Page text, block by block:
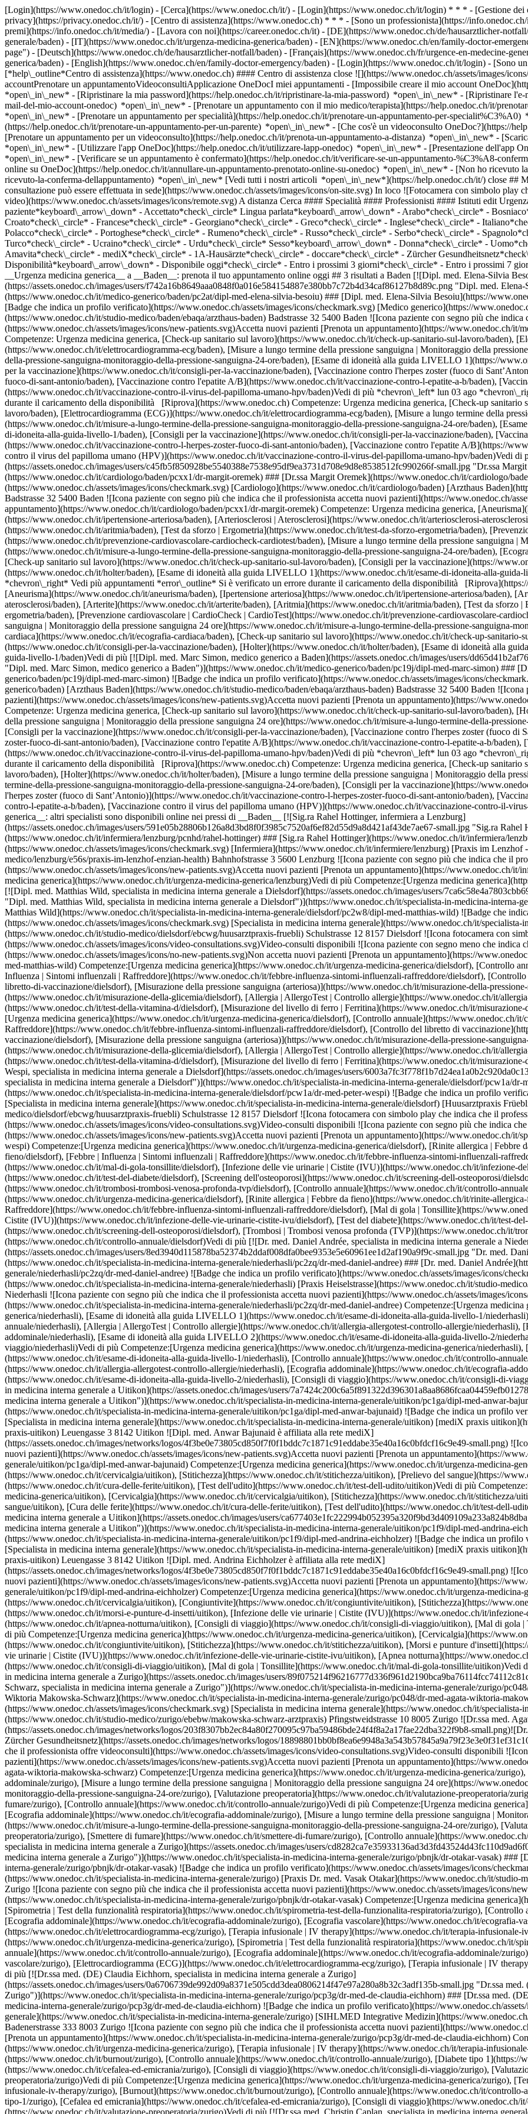
[Login](https://www.onedoc.ch/it/login) - [Cerca](https://www.onedoc.ch/it/) - [Login](https://www.onedoc.ch/it/login) * * * - [Gestione dei
privacy](https://privacy.onedoc.ch/it/) - [Centro di assistenza](https://www.onedoc.ch) * * * - [Sono un professionista](https://
premi](https://info.onedoc.ch/it/media/) - [Lavora con noi](https://career.onedoc.ch/it) - [DE](https://www.onedoc.ch/de/hausarztlicher-
generale/baden) - [IT](https://www.onedoc.ch/it/urgenza-medicina-generica/baden) - [EN](https://www.onedoc.ch/en/family-doctor-
page") - [Deutsch](https://www.onedoc.ch/de/hausarztlicher-notfall/baden) - [Français](https://www.onedoc.ch/fr/urgence-en-medecine-
generica/baden) - [English](https://www.onedoc.ch/en/family-doctor-emergency/baden) - [Login](https://www.onedoc.ch/it/login) - [Sono
[*help\_outline*Centro di assistenza](https://www.onedoc.ch) #### Centro di assistenza close ![](https://www.onedoc.ch/assets/images/
accountPrenotare un appuntamentoVideoconsultiApplicazione OneDocI miei appuntamenti - [Impossibile creare il mio account
*open\_in\_new* - [Ripristinare la mia password](https://help.onedoc.ch/it/ripristinare-la-mia-password) *open\_in\_new* - [Ripristinare
mail-del-mio-account-onedoc) *open\_in\_new* - [Prenotare un appuntamento con il mio medico/terapista](https://help.onedoc.ch/it/
*open\_in\_new* - [Prenotare un appuntamento per specialità](https://help.onedoc.ch/it/prenotare-un-appuntamento-per-
(https://help.onedoc.ch/it/prenotare-un-appuntamento-per-un-parente) *open\_in\_new* - [Che cos'è un videoconsulto OneDoc?](https://
[Prenotare un appuntamento per un videoconsulto](https://help.onedoc.ch/it/prenota-un-appuntamento-a-distanza) *open\_in\_new* -
*open\_in\_new* - [Utilizzare l'app OneDoc](https://help.onedoc.ch/it/utilizzare-lapp-onedoc) *open\_in\_new* - [Presentazione dell'app
*open\_in\_new* - [Verificare se un appuntamento è confermato](https://help.onedoc.ch/it/verificare-se-un-appuntamento-%C3%A8-confermato) *open\_in\_new* - [Annullare un appuntamento prenotato online su OneDoc](https://help.onedoc.ch/it/annullare-un-appuntamento-prenotato-online-su-onedoc) *open\_in\_new* - [Non ho ricevuto la conferma dell'appuntamento](https://help.onedoc.ch/it/non-ho-ricevuto-la-conferma-dellappuntamento) *open\_in\_new* [Vedi tutti i nostri articoli *open\_in\_new*](https://help.onedoc.ch/it/) close ## Modifica la ricerca ![Casa con segno più che indica che la consultazione può essere effettuata in sede](https://www.onedoc.ch/assets/images/icons/on-site.svg) In loco ![Fotocamera con simbolo play che indica che la consultazione può essere effettuata a distanza in video](https://www.onedoc.ch/assets/images/icons/remote.svg) A distanza Cerca #### Specialità #### Professionisti #### Istituti edit Urgenza medicina generica a Baden tune Filtra per Nuovo paziente*keyboard\_arrow\_down* - Accettato*check\_circle* Lingua parlata*keyboard\_arrow\_down* - Arabo*check\_circle* - Bosniaco*check\_circle* - Bulgaro*check\_circle* - Ceco*check\_circle* - Croato*check\_circle* - Francese*check\_circle* - Georgiano*check\_circle* - Greco*check\_circle* - Inglese*check\_circle* - Italiano*check\_circle* - Macedone*check\_circle* - Persiano*check\_circle* - Polacco*check\_circle* - Portoghese*check\_circle* - Rumeno*check\_circle* - Russo*check\_circle* - Serbo*check\_circle* - Spagnolo*check\_circle* - Svedese*check\_circle* - Tedesco*check\_circle* - Turco*check\_circle* - Ucraino*check\_circle* - Urdu*check\_circle* Sesso*keyboard\_arrow\_down* - Donna*check\_circle* - Uomo*check\_circle* Rete*keyboard\_arrow\_down* - Amavita*check\_circle* - mediX*check\_circle* - 1A-Hausärzte*check\_circle* - doccare*check\_circle* - Zürcher Gesundheitsnetz*check\_circle* - Medbase*check\_circle* Disponibilità*keyboard\_arrow\_down* - Disponibile oggi*check\_circle* - Entro i prossimi 3 giorni*check\_circle* - Entro i prossimi 7 giorni*check\_circle* - Entro i prossimi 14 giorni*check\_circle* # __Urgenza medicina generica__ a __Baden__: prenota il tuo appuntamento online oggi ## 3 risultati a Baden [![Dipl. med. Elena-Silvia Besoiu, medico generico a Baden](https://assets.onedoc.ch/images/users/f742a16b8649aaa0848f0a016e584154887e380bb7c72b4d34caf86127b8d89c.png "Dipl. med. Elena-Silvia Besoiu, medico generico a Baden")](https://www.onedoc.ch/it/medico-generico/baden/pc2at/dipl-med-elena-silvia-besoiu) ### [Dipl. med. Elena-Silvia Besoiu](https://www.onedoc.ch/it/medico-generico/baden/pc2at/dipl-med-elena-silvia-besoiu) ![Badge che indica un profilo verificato](https://www.onedoc.ch/assets/images/icons/checkmark.svg) [Medico generico](https://www.onedoc.ch/it/medico-generico/baden) [Arzthaus Baden](https://www.onedoc.ch/it/studio-medico/baden/ebaqa/arzthaus-baden) Badstrasse 32 5400 Baden ![Icona paziente con segno più che indica che il professionista accetta nuovi pazienti](https://www.onedoc.ch/assets/images/icons/new-patients.svg)Accetta nuovi pazienti [Prenota un appuntamento](https://www.onedoc.ch/it/medico-generico/baden/pc2at/dipl-med-elena-silvia-besoiu) Competenze: Urgenza medicina generica, [Check-up sanitario sul lavoro](https://www.onedoc.ch/it/check-up-sanitario-sul-lavoro/baden), [Elettrocardiogramma (ECG)](https://www.onedoc.ch/it/elettrocardiogramma-ecg/baden), [Misure a lungo termine della pressione sanguigna | Monitoraggio della pressione sanguigna 24 ore](https://www.onedoc.ch/it/misure-a-lungo-termine-della-pressione-sanguigna-monitoraggio-della-pressione-sanguigna-24-ore/baden), [Esame di idoneità alla guida LIVELLO 1](https://www.onedoc.ch/it/esame-di-idoneita-alla-guida-livello-1/baden), [Consigli per la vaccinazione](https://www.onedoc.ch/it/consigli-per-la-vaccinazione/baden), [Vaccinazione contro l'herpes zoster (fuoco di Sant’Antonio)](https://www.onedoc.ch/it/vaccinazione-contro-l-herpes-zoster-fuoco-di-sant-antonio/baden), [Vaccinazione contro l'epatite A/B](https://www.onedoc.ch/it/vaccinazione-contro-l-epatite-a-b/baden), [Vaccinazione contro il virus del papilloma umano (HPV)](https://www.onedoc.ch/it/vaccinazione-contro-il-virus-del-papilloma-umano-hpv/baden)Vedi di più *chevron\_left* lun 03 ago *chevron\_right* Vedi più appuntamenti *error\_outline* Si è verificato un errore durante il caricamento della disponibilità [Riprova](https://www.onedoc.ch) Competenze: Urgenza medicina generica, [Check-up sanitario sul lavoro](https://www.onedoc.ch/it/check-up-sanitario-sul-lavoro/baden), [Elettrocardiogramma (ECG)](https://www.onedoc.ch/it/elettrocardiogramma-ecg/baden), [Misure a lungo termine della pressione sanguigna | Monitoraggio della pressione sanguigna 24 ore](https://www.onedoc.ch/it/misure-a-lungo-termine-della-pressione-sanguigna-monitoraggio-della-pressione-sanguigna-24-ore/baden), [Esame di idoneità alla guida LIVELLO 1](https://www.onedoc.ch/it/esame-di-idoneita-alla-guida-livello-1/baden), [Consigli per la vaccinazione](https://www.onedoc.ch/it/consigli-per-la-vaccinazione/baden), [Vaccinazione contro l'herpes zoster (fuoco di Sant’Antonio)](https://www.onedoc.ch/it/vaccinazione-contro-l-herpes-zoster-fuoco-di-sant-antonio/baden), [Vaccinazione contro l'epatite A/B](https://www.onedoc.ch/it/vaccinazione-contro-l-epatite-a-b/baden), [Vaccinazione contro il virus del papilloma umano (HPV)](https://www.onedoc.ch/it/vaccinazione-contro-il-virus-del-papilloma-umano-hpv/baden)Vedi di più [![Dr.ssa Margit Oremek, cardiologo a Baden](https://assets.onedoc.ch/images/users/c45fb5f850928be5540388e7538e95df9ea3731d708e9d8e8538512fc990266f-small.jpg "Dr.ssa Margit Oremek, cardiologo a Baden")](https://www.onedoc.ch/it/cardiologo/baden/pcxx1/dr-margit-oremek) ### [Dr.ssa Margit Oremek](https://www.onedoc.ch/it/cardiologo/baden/pcxx1/dr-margit-oremek) ![Badge che indica un profilo verificato](https://www.onedoc.ch/assets/images/icons/checkmark.svg) [Cardiologo](https://www.onedoc.ch/it/cardiologo/baden) [Arzthaus Baden](https://www.onedoc.ch/it/studio-medico/baden/ebaqa/arzthaus-baden) Badstrasse 32 5400 Baden ![Icona paziente con segno più che indica che il professionista accetta nuovi pazienti](https://www.onedoc.ch/assets/images/icons/new-patients.svg)Accetta nuovi pazienti [Prenota un appuntamento](https://www.onedoc.ch/it/cardiologo/baden/pcxx1/dr-margit-oremek) Competenze: Urgenza medicina